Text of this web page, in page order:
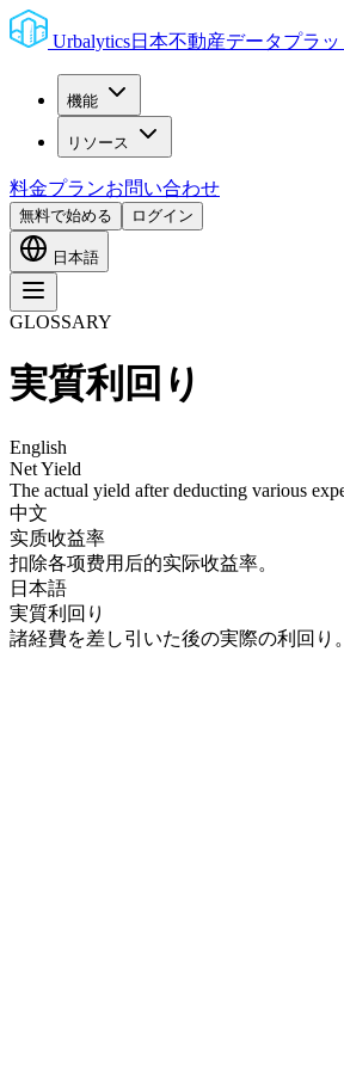
Urbalytics日本不動産データプラ
機能
リソース
料金プランお問い合わせ
無料で始める ログイン
日本語
GLOSSARY
実質利回り
English
Net Yield
The actual yield after deducting various
中文
实质收益率
扣除各项费用后的实际收益率。
日本語
実質利回り
諸経費を差し引いた後の実際の利回り。